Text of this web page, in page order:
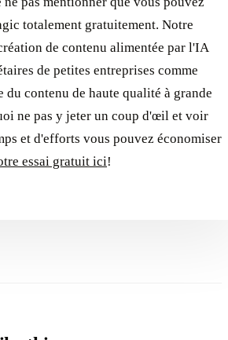
totalement gratuitement. Notre
de contenu alimentée par l'IA
de petites entreprises comme
du contenu de haute qualité à grande
ne pas y jeter un coup d'œil et voir
et d'efforts vous pouvez économiser
essai gratuit ici!